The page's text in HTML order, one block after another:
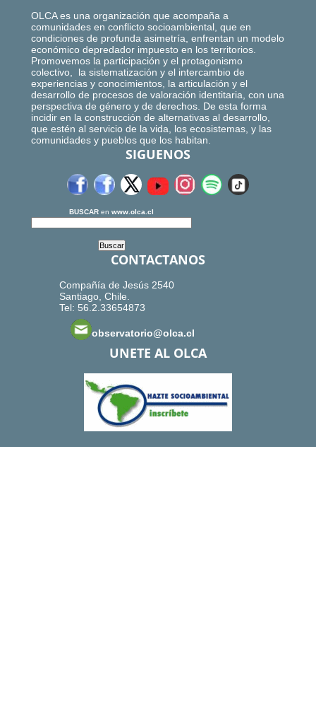
OLCA es una organización que acompaña a
comunidades en conflicto socioambiental, que en
condiciones de profunda asimetría, enfrentan un modelo
económico depredador impuesto en los territorios.
Promovemos la participación y el protagonismo
colectivo, la sistematización y el intercambio de
experiencias y conocimientos, la articulación y el
desarrollo de procesos de valoración identitaria, con una
perspectiva de género y de derechos. De esta forma
incidir en la construcción de alternativas al desarrollo,
que estén al servicio de la vida, los ecosistemas, y las
comunidades y pueblos que los habitan.
SIGUENOS
BUSCAR en www.olca.cl
CONTACTANOS
Compañía de Jesús 2540
Santiago, Chile.
Tel: 56.2.33654873
observatorio@olca.cl
UNETE AL OLCA